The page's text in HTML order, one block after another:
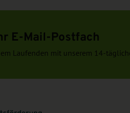
E-Mail-Postfach
Laufenden mit unserem 14-